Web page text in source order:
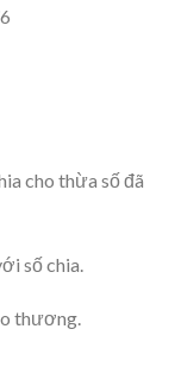
cho thừa số đã
số chia.
thương.